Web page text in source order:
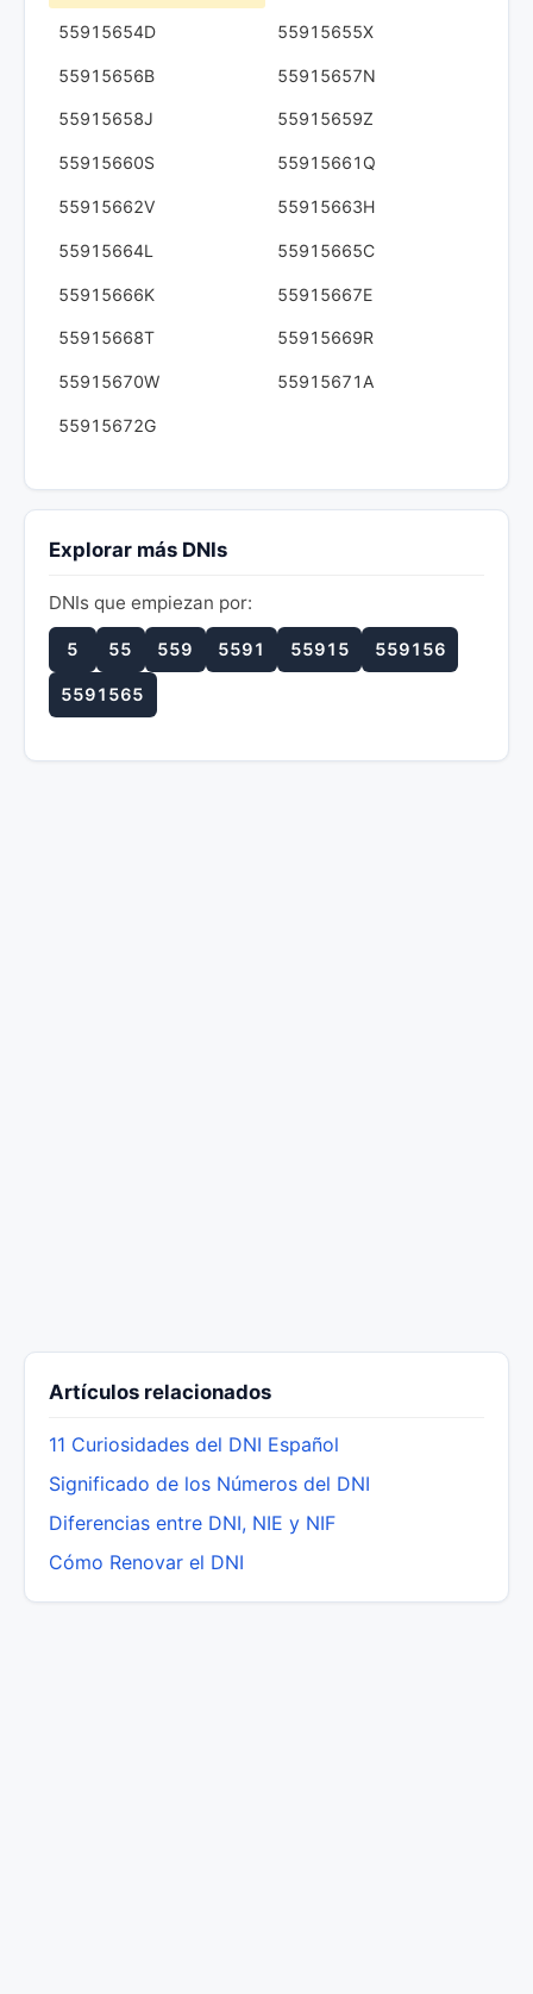
55915654D 55915655X
55915656B 55915657N
55915658J 55915659Z
55915660S 55915661Q
55915662V 55915663H
55915664L 55915665C
55915666K 55915667E
55915668T 55915669R
55915670W 55915671A
55915672G
Explorar más DNIs
DNIs que empiezan por:
5 55 559 5591 55915 559156
5591565
Artículos relacionados
11 Curiosidades del DNI Español
Significado de los Números del DNI
Diferencias entre DNI, NIE y NIF
Cómo Renovar el DNI